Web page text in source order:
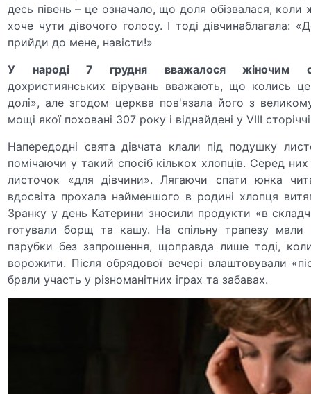
десь півень – це означало, що доля обізвалася, коли
хоче чути дівочого голосу. І тоді дівчинаблагала:
прийди до мене, навісти!»
У народі 7 грудня вважалося жіночим
дохристиянських вірувань вважають, що колись
долі», але згодом церква пов'язала його з
мощі якої поховані 307 року і віднайдені у VІІІ
Напередодні свята дівчата клали під подушку
помічаючи у такий спосіб кількох хлопців. Серед
листочок «для дівчини». Лягаючи спати юнка
вдосвіта прохала найменшого в родині хлопця
Зранку у день Катерини зносили продукти «в
готували борщ та кашу. На спільну трапезу мали
парубки без запрошення, щоправда лише тоді, коли
ворожити. Після обрядової вечері влаштовували
брали участь у різноманітних іграх та забавах.